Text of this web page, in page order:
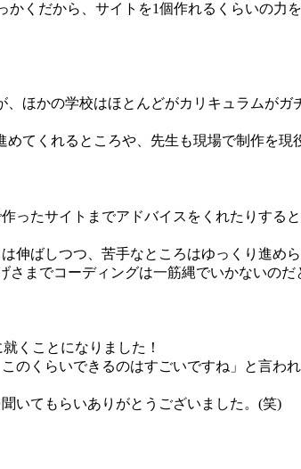
くだから、サイトを1個作れるくらいの力
ほかの学校はほとんどがカリキュラムが
てくれるところや、先生も現場で制作を現
ったサイトまでアドバイスをくれたりする
ばしつつ、苦手なところはゆっくり進め
までコーディングは一筋縄でいかないのだ
くことになりました！
のくらいできるのはすごいですね」と言わ
いてもらいありがとうございました。(笑)